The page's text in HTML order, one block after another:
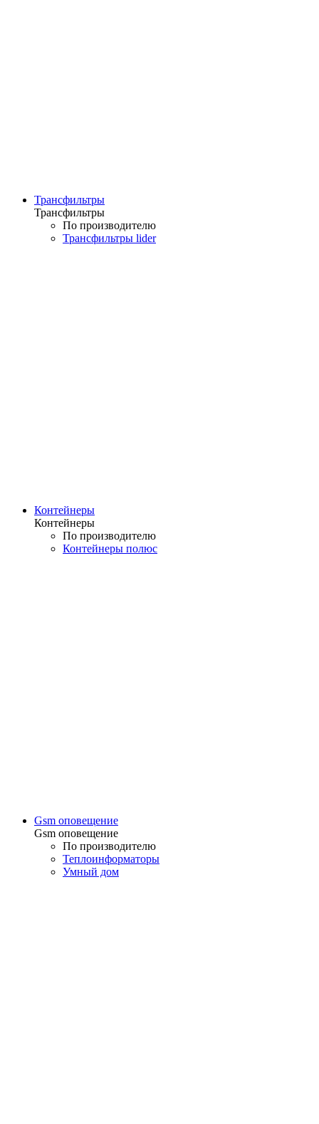
Трансфильтры
Трансфильтры
По производителю
Трансфильтры lider
Контейнеры
Контейнеры
По производителю
Контейнеры полюс
Gsm оповещение
Gsm оповещение
По производителю
Теплоинформаторы
Умный дом